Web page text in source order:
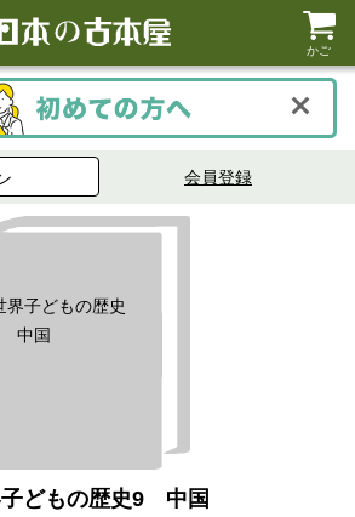
かご
会員登録
界子どもの歴史
中国
どもの歴史9 中国